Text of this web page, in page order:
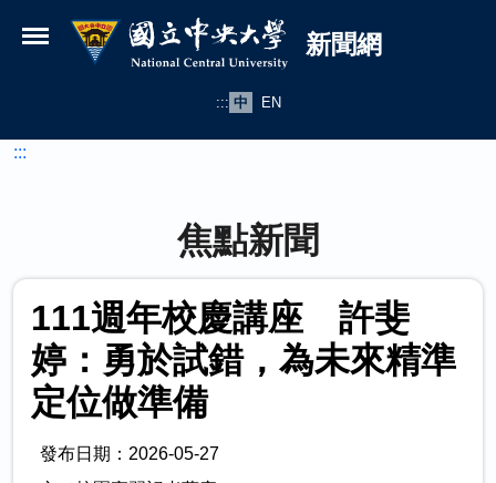
國立中央大學新聞網
新聞網
::: 中 EN
:::
焦點新聞
111週年校慶講座 許斐
婷：勇於試錯，為未來精準
定位做準備
發布日期：2026-05-27